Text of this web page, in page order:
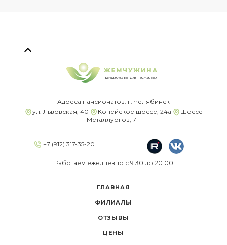
Адреса пансионатов: г. Челябинск
ул. Львовская, 40
Копейское шоссе, 24а
Шоссе
Металлургов, 7П
+7 (912) 317-35-20
Работаем ежедневно с 9:30 до 20:00
ГЛАВНАЯ
ФИЛИАЛЫ
ОТЗЫВЫ
ЦЕНЫ